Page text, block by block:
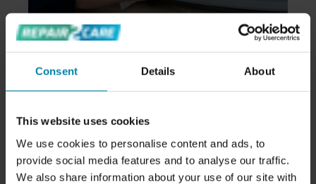
Consent Details About
This website uses cookies
We use cookies to personalise content and ads, to
provide social media features and to analyse our traffic.
We also share information about your use of our site with
المصابيح الأمامية الباهتة لا تجتاز اختبار
الصلاحية على الطريق
تلتزم بإجراءات السلامة. بالإضافة إلى ذلك، إذا أصبحت
مصابيحك الأمامية باهتة جداً، فقد تخاطر أيضاً بفشل
سيارتك في الحصول على اختبار MOT.